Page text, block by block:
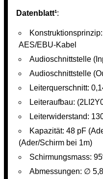
Datenblatt¹:
AES/EBU-Kabel
Audioschnittstelle
Audioschnittstelle
Leiterquerschnitt:
Leiteraufbau:
Leiterwiderstand:
Kapazität: 48 pF
(Ader/Schirm bei 1m)
Schirmungsmass:
Abmessungen: ∅